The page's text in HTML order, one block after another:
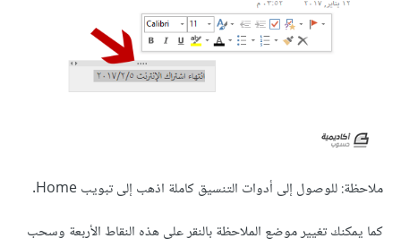
ملاحظة: للوصول إلى أدوات التنسيق كاملة اذهب إلى تبويب Home.
كما يمكنك تغيير موضع الملاحظة بالنقر على هذه النقاط الأربعة وسحب